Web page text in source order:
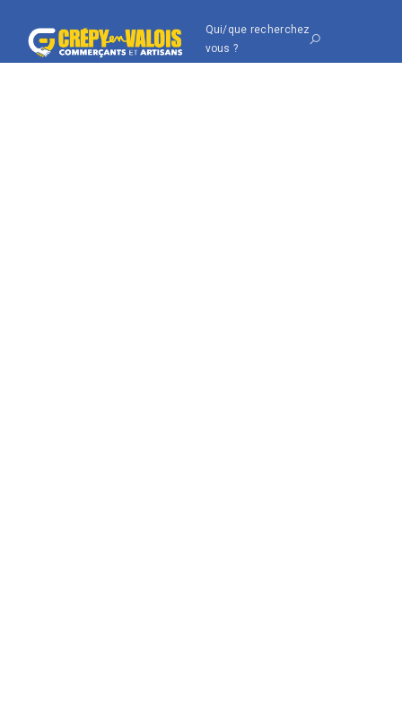
Qui/que recherchez
vous ?